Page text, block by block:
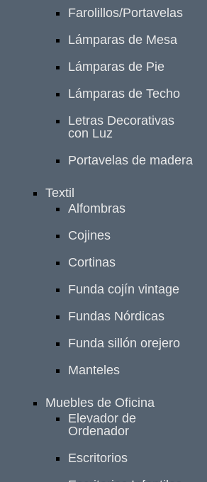
Farolillos/Portavelas
Lámparas de Mesa
Lámparas de Pie
Lámparas de Techo
Letras Decorativas
con Luz
Portavelas de madera
Textil
Alfombras
Cojines
Cortinas
Funda cojín vintage
Fundas Nórdicas
Funda sillón orejero
Manteles
Muebles de Oficina
Elevador de
Ordenador
Escritorios